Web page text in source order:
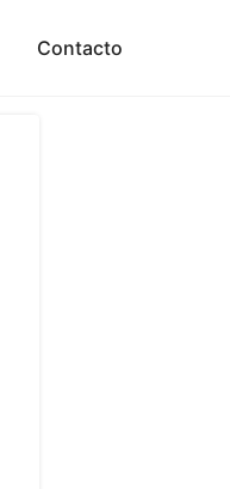
Contacto